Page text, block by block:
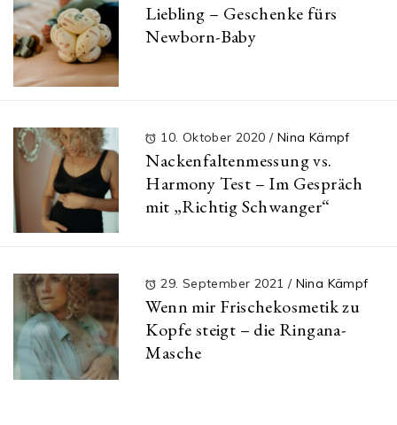
Liebling – Geschenke fürs
Newborn-Baby
10. Oktober 2020 / Nina Kämpf
Nackenfaltenmessung vs.
Harmony Test – Im Gespräch
mit „Richtig Schwanger“
29. September 2021 / Nina Kämpf
Wenn mir Frischekosmetik zu
Kopfe steigt – die Ringana-
Masche